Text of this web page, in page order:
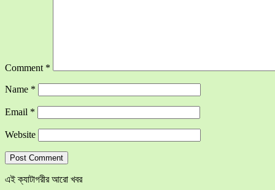
Comment *
Name *
Email *
Website
এই ক্যাটাগরীর আরো খবর